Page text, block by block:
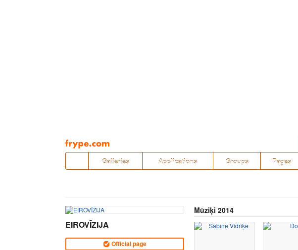
Pāriet
uz
saturu
Galleries Applications Groups Pages
EIROVĪZIJA
Official page
Mūziķi 2014